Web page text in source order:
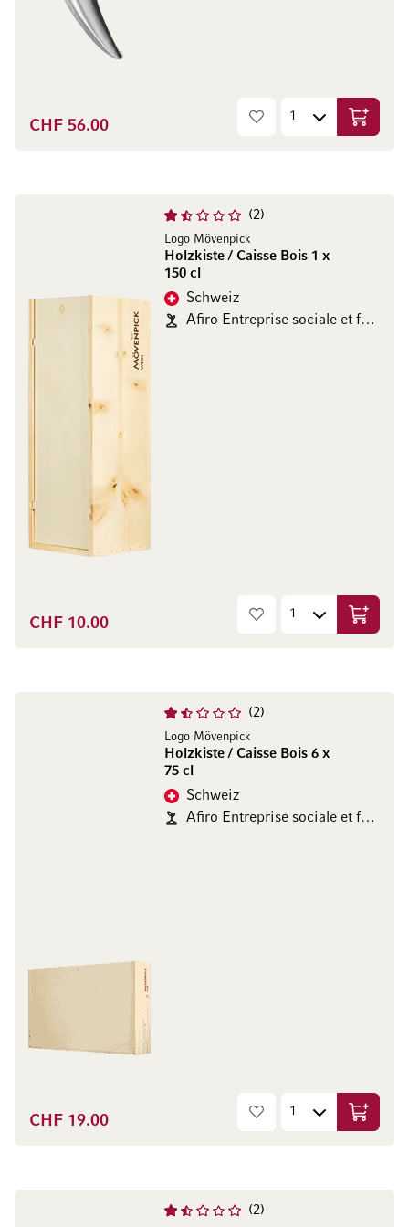
CHF 56.00 In den
2
Logo Mövenpick
Holzkiste / Caisse Bois 1 x
150 cl
Schweiz
Afiro Entreprise sociale et formatrice
CHF 10.00 In den
2
Logo Mövenpick
Holzkiste / Caisse Bois 6 x
75 cl
Schweiz
Afiro Entreprise sociale et formatrice
CHF 19.00 In den
2